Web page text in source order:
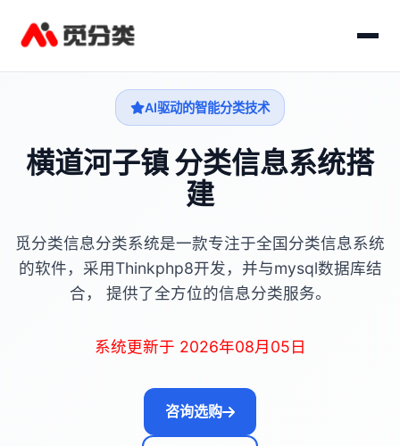
AI驱动的智能分类技术
横道河子镇 分类信息系统搭
建
觅分类信息分类系统是一款专注于全国分类信息系统
的软件，采用Thinkphp8开发，并与mysql数据库结
合， 提供了全方位的信息分类服务。
系统更新于 2026年08月05日
咨询选购